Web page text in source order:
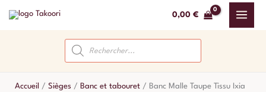
0,00 €
Recherche
de
produits
Accueil / Sièges / Banc et tabouret / Banc Malle Taupe Tissu Ixia